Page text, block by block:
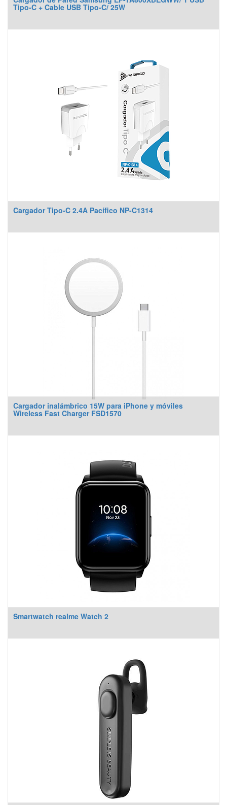
Tipo-C + Cable USB Tipo-C/ 25W
Cargador Tipo-C 2.4A Pacífico NP-C1314
Cargador inalámbrico 15W para iPhone y móviles
Wireless Fast Charger FSD1570
Smartwatch realme Watch 2